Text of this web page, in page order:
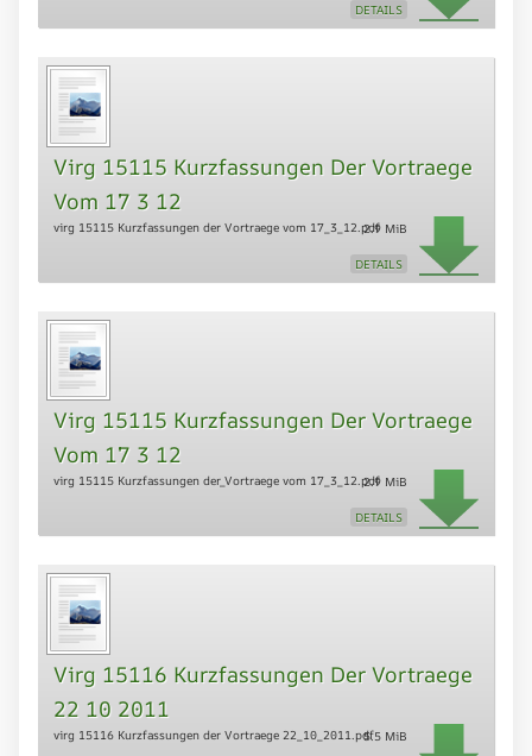
DETAILS
Virg 15115 Kurzfassungen Der Vortraege
Vom 17 3 12
virg 15115 Kurzfassungen der Vortraege vom 17_3_12.pdf2.9 MiB
DETAILS
Virg 15115 Kurzfassungen Der Vortraege
Vom 17 3 12
virg 15115 Kurzfassungen der_Vortraege vom 17_3_12.pdf2.9 MiB
DETAILS
Virg 15116 Kurzfassungen Der Vortraege
22 10 2011
virg 15116 Kurzfassungen der Vortraege 22_10_2011.pdf5.5 MiB